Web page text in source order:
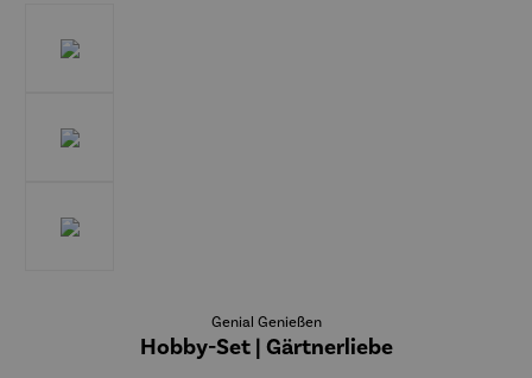
Genial Genießen
Hobby-Set | Gärtnerliebe